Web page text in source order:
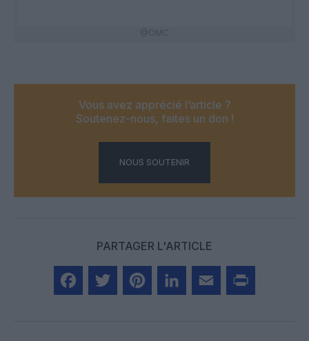
@OMC
Vous avez apprécié l’article ?
Soutenez-nous, faites un don !
NOUS SOUTENIR
PARTAGER L'ARTICLE